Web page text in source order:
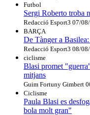
Futbol
Sergi Roberto troba
Redacció Esport3 07/
BARÇA
De Tànger a
Redacció Esport3 08/
ciclisme
Blasi promet
mitjans
Guim Fortuny Gimbert
Ciclisme
Paula Blasi es
bola molt gran"